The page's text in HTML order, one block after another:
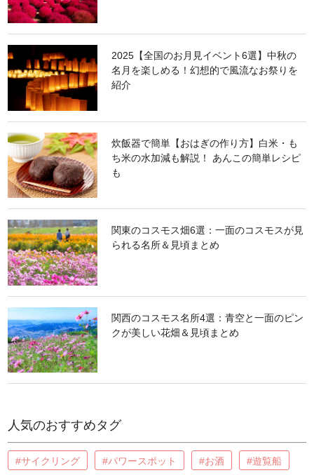
2025【全国のお月見イベント6選】中秋の
名月を楽しめる！幻想的で風流なお祭りを
紹介
炊飯器で簡単【おはぎの作り方】白米・も
ち米の水加減も解説！ あんこの簡単レシピ
も
関東のコスモス畑6選：一面のコスモスが見
られる名所＆見頃まとめ
関西のコスモス名所4選：青空と一面のピン
クが美しい花畑＆見頃まとめ
人気のおすすめタグ
#サイクリング #パワースポット #お酒 #遊覧船